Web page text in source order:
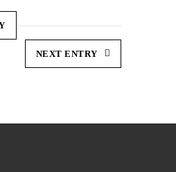
NEXT ENTRY